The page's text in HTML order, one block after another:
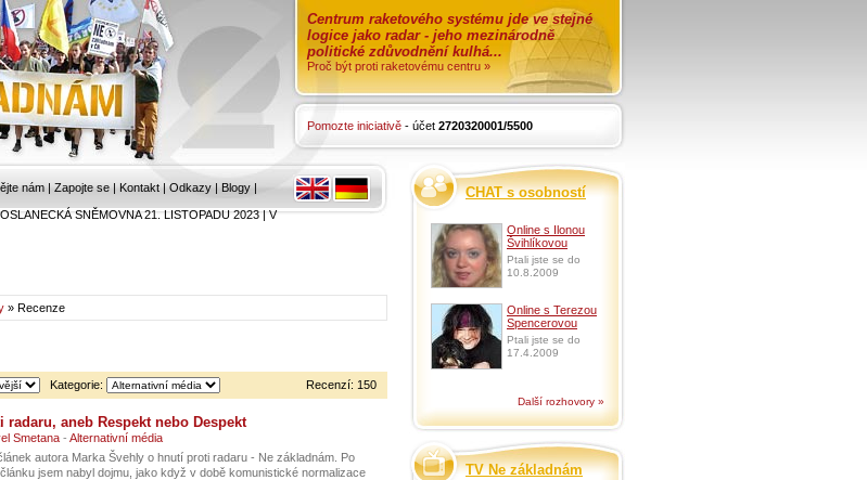
Centrum raketového systému jde ve stejné
logice jako radar - jeho mezinárodně
politické zdůvodnění kulhá...
Proč být proti raketovému centru »
Pomozte iniciativě - účet 2720320001/5500
nám | Zapojte se | Kontakt | Odkazy | Blogy |
SNĚMOVNA 21. LISTOPADU 2023|V
» Recenze
Recenzí: 150
Kategorie:
radaru, aneb Respekt nebo Despekt
Smetana - Alternativní média
autora Marka Švehly o hnutí proti radaru - Ne základnám. Po
jsem nabyl dojmu, jako když v době komunistické normalizace
CHAT s osobností
Online s Ilonou
Švihlíkovou
Ptali jste se do
10.8.2009
Online s Terezou
Spencerovou
Ptali jste se do
17.4.2009
Další rozhovory »
TV Ne základnám